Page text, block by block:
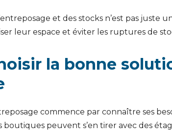
et des stocks n’est pas juste
leur espace et éviter les ruptures de
la bonne
commence par connaître ses
boutiques peuvent s’en tirer avec des